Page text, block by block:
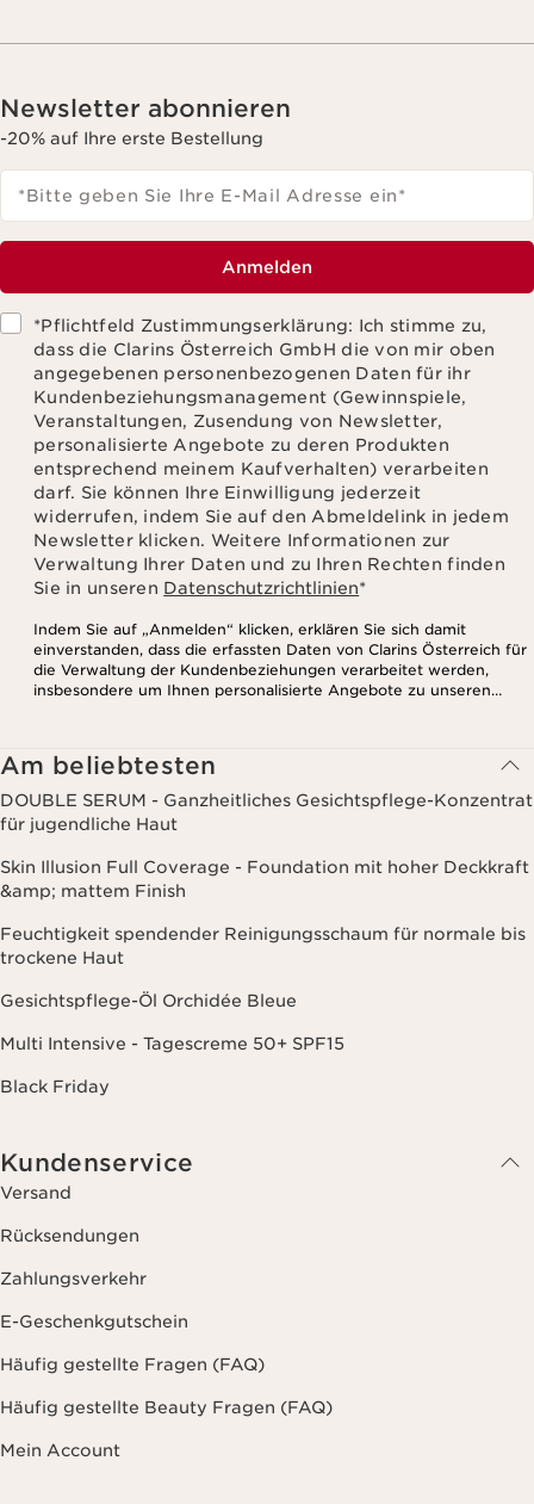
Newsletter abonnieren
-20% auf Ihre erste Bestellung
*Bitte geben Sie Ihre E-Mail Adresse ein*
Anmelden
*Pflichtfeld Zustimmungserklärung: Ich stimme zu,
dass die Clarins Österreich GmbH die von mir oben
angegebenen personenbezogenen Daten für ihr
Kundenbeziehungsmanagement (Gewinnspiele,
Veranstaltungen, Zusendung von Newsletter,
personalisierte Angebote zu deren Produkten
entsprechend meinem Kaufverhalten) verarbeiten
darf. Sie können Ihre Einwilligung jederzeit
widerrufen, indem Sie auf den Abmeldelink in jedem
Newsletter klicken. Weitere Informationen zur
Verwaltung Ihrer Daten und zu Ihren Rechten finden
Sie in unseren Datenschutzrichtlinien*
Indem Sie auf „Anmelden“ klicken, erklären Sie sich damit
einverstanden, dass die erfassten Daten von Clarins Österreich für
die Verwaltung der Kundenbeziehungen verarbeitet werden,
insbesondere um Ihnen personalisierte Angebote zu unseren
Websites Dritter, sowie für analytische Zwecke.
Am beliebtesten
DOUBLE SERUM - Ganzheitliches Gesichtspflege-Konzentrat
für jugendliche Haut
Skin Illusion Full Coverage - Foundation mit hoher Deckkraft
&amp; mattem Finish
Feuchtigkeit spendender Reinigungsschaum für normale bis
trockene Haut
Gesichtspflege-Öl Orchidée Bleue
Multi Intensive - Tagescreme 50+ SPF15
Black Friday
Kundenservice
Versand
Rücksendungen
Zahlungsverkehr
E-Geschenkgutschein
Häufig gestellte Fragen (FAQ)
Häufig gestellte Beauty Fragen (FAQ)
Mein Account